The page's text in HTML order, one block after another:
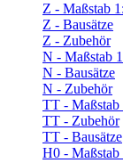
Z - Maßstab
Z - Bausätze
Z - Zubehör
N - Maßstab
N - Bausätze
N - Zubehör
TT - Maßstab
TT - Zubehör
TT - Bausätze
H0 - Maßstab